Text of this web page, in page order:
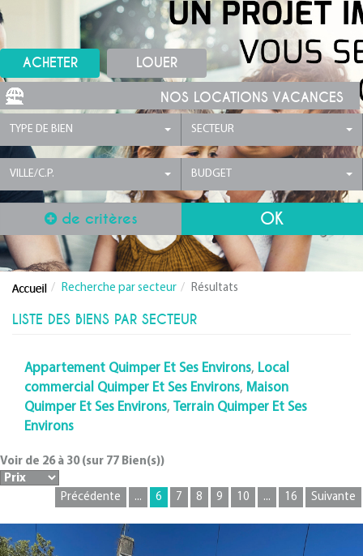
ACHETER LOUER
NOS LOCATIONS VACANCES
TYPE DE BIEN SECTEUR
VILLE/C.P. BUDGET
de critères
Recherche par secteur Résultats
LISTE DES BIENS PAR SECTEUR
Appartement Quimper Et Ses Environs, Local
commercial Quimper Et Ses Environs, Maison
Quimper Et Ses Environs, Terrain Quimper Et Ses
Environs
Voir de 26à 30(sur 77 Bien(s))
Précédente ... 6 7 8 9 10 ... 16 Suivante